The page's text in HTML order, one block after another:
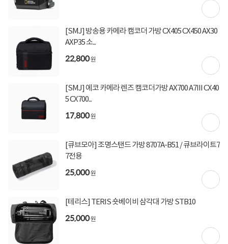
[SMJ] 방송용 카메라 캠코더 가방 CX405 CX450 AX30
AXP35 소...
22,800원
[SMJ] 에코 카메라 렌즈 캠코더가방 AX700 A7III CX40
5 CX700...
17,800원
[큐브모아] 조명스탠드 가방 8707A-B51 / 큐브라이트7
7전용
25,000원
[테리스] TERIS 숏베이비 삼각대 가방 STB10
25,000원
배송정보 업체직배송
상세정보
상세정보를
🔹이